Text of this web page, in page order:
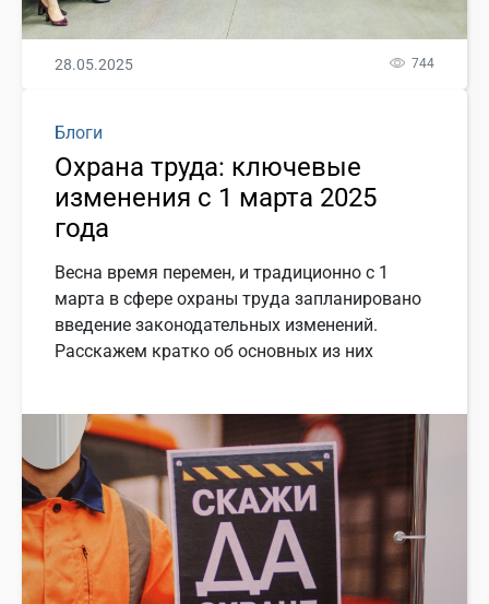
28.05.2025 744
Блоги
Охрана труда: ключевые
изменения с 1 марта 2025
года
Весна время перемен, и традиционно с 1
марта в сфере охраны труда запланировано
введение законодательных изменений.
Расскажем кратко об основных из них